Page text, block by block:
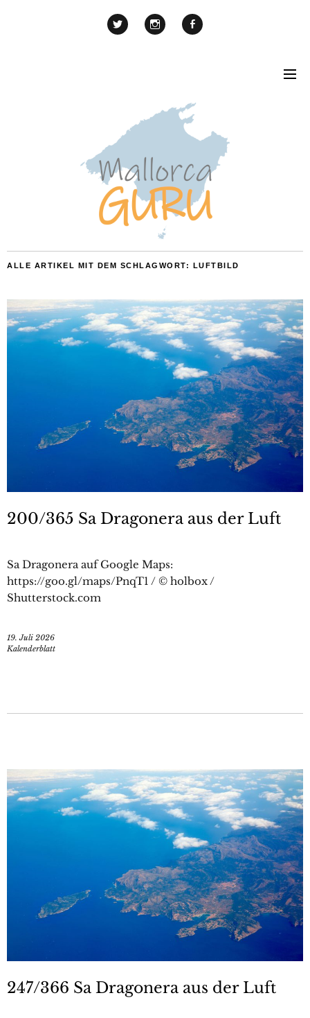
ALLE ARTIKEL MIT DEM SCHLAGWORT: LUFTBILD
200/365 Sa Dragonera aus der Luft
Sa Dragonera auf Google Maps:
https://goo.gl/maps/PnqT1 / © holbox /
Shutterstock.com
19. Juli 2026
Kalenderblatt
247/366 Sa Dragonera aus der Luft